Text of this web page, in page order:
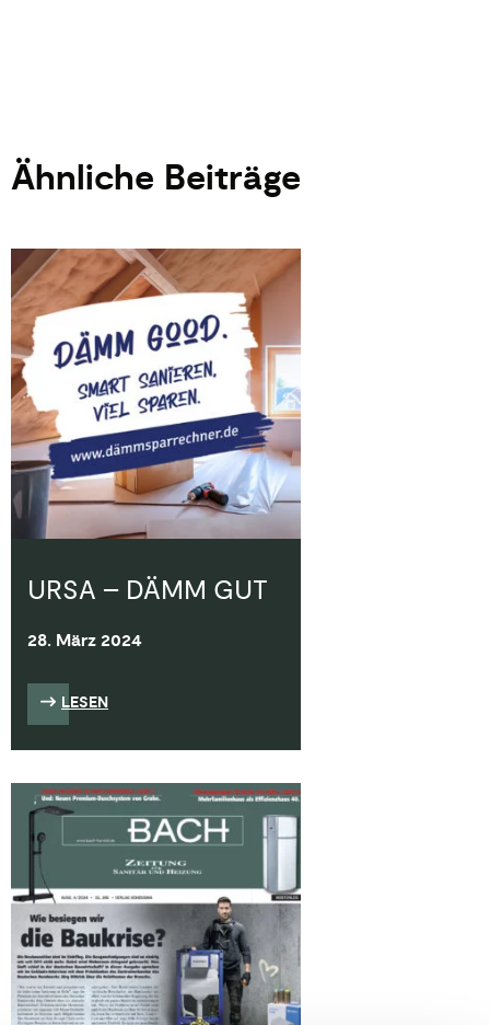
Ähnliche Beiträge
URSA – DÄMM GUT
28. März 2024
LESEN